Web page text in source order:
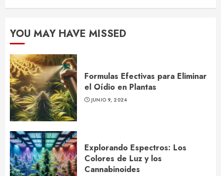
YOU MAY HAVE MISSED
Formulas Efectivas para Eliminar
el Oídio en Plantas
JUNIO 9, 2024
Explorando Espectros: Los
Colores de Luz y los
Cannabinoides